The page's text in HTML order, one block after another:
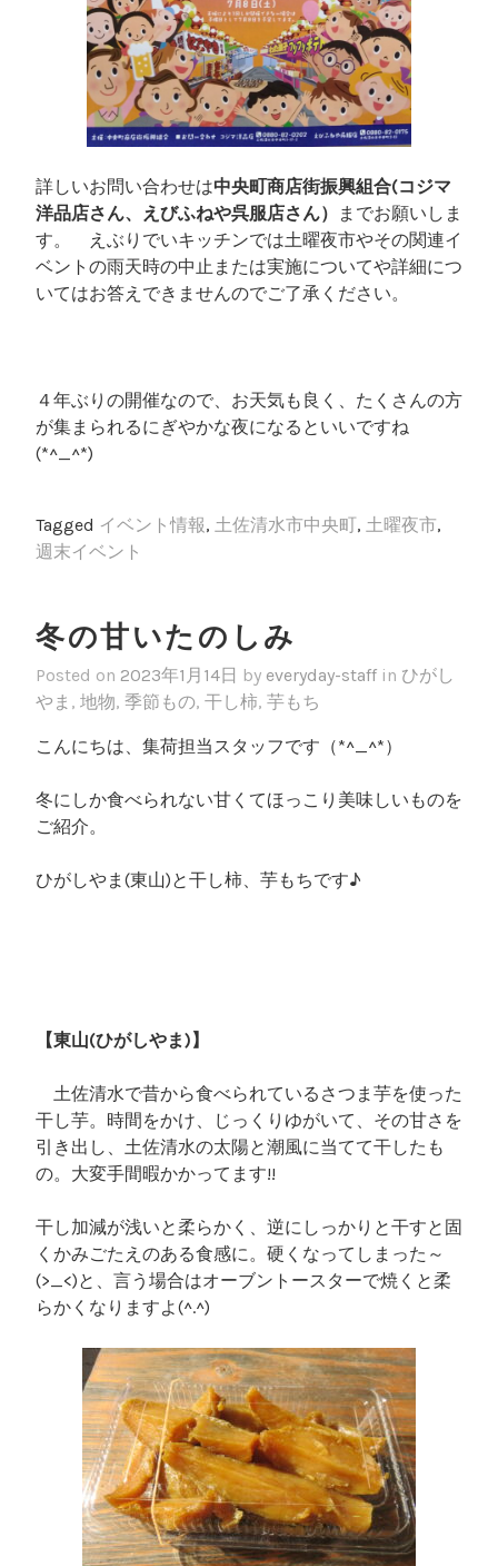
詳しいお問い合わせは中央町商店街振興組合(コジマ
洋品店さん、えびふねや呉服店さん）
までお願いしま
す。 えぶりでいキッチンでは土曜夜市やその関連イ
ベントの雨天時の中止または実施についてや詳細につ
いてはお答えできませんのでご了承ください。
４年ぶりの開催なので、お天気も良く、たくさんの方
が集まられるにぎやかな夜になるといいですね
(*^_^*)
Tagged イベント情報, 土佐清水市中央町, 土曜夜市,
週末イベント
冬の甘いたのしみ
Posted on 2023年1月14日 by everyday-staff in ひがし
やま , 地物, 季節もの, 干し柿, 芋もち
こんにちは、集荷担当スタッフです（*^_^*）
冬にしか食べられない甘くてほっこり美味しいものを
ご紹介。
ひがしやま(東山)と干し柿、芋もちです♪
【東山(ひがしやま)】
土佐清水で昔から食べられているさつま芋を使った
干し芋。時間をかけ、じっくりゆがいて、その甘さを
引き出し、土佐清水の太陽と潮風に当てて干したも
の。大変手間暇かかってます!!
干し加減が浅いと柔らかく、逆にしっかりと干すと固
くかみごたえのある食感に。硬くなってしまった～
(>_<)と、言う場合はオーブントースターで焼くと柔
らかくなりますよ(^.^)